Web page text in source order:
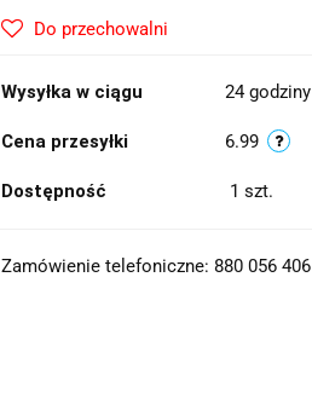
Do przechowalni
Wysyłka w ciągu 24 godziny
Cena przesyłki 6.99
Dostępność 1 szt.
Zamówienie telefoniczne: 880 056 406